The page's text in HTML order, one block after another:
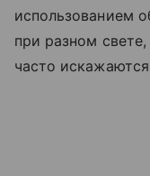
использованием
при разном
часто